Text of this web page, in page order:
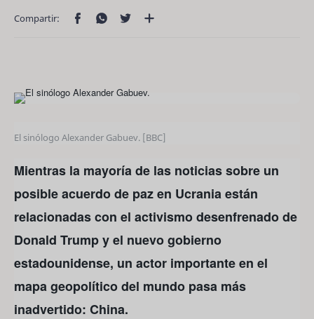
El sinólogo Alexander Gabuev. [BBC]
Mientras la mayoría de las noticias sobre un
posible acuerdo de paz en Ucrania están
relacionadas con el activismo desenfrenado de
Donald Trump y el nuevo gobierno
estadounidense, un actor importante en el
mapa geopolítico del mundo pasa más
inadvertido: China.